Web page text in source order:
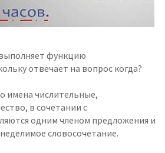
функцию
отвечает на вопрос когда?
имена числительные,
в сочетании с
одним членом предложения и
словосочетание.